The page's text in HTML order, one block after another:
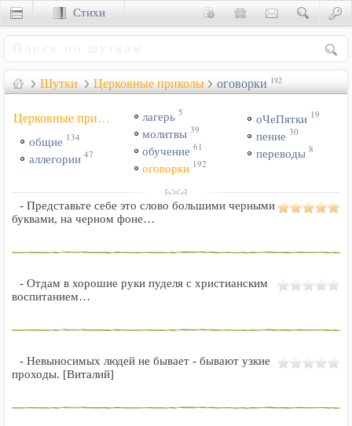
Шутки Церковные приколы оговорки 192
Церковные приколы:
общие 134
аллегории 47
лагерь 5
молитвы 39
обучение 61
оговорки 192
оЧеПятки 19
пение 30
переводы 8
- Представьте себе это слово большими черными
буквами, на черном фоне…
- Отдам в хорошие руки пуделя с христианским
воспитанием…
- Невыносимых людей не бывает - бывают узкие
проходы. [Виталий]
Стихи